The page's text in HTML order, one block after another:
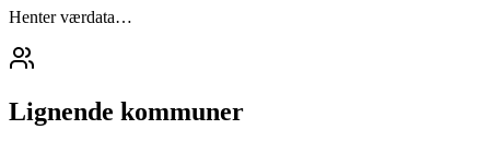
Henter værdata…
Lignende kommuner